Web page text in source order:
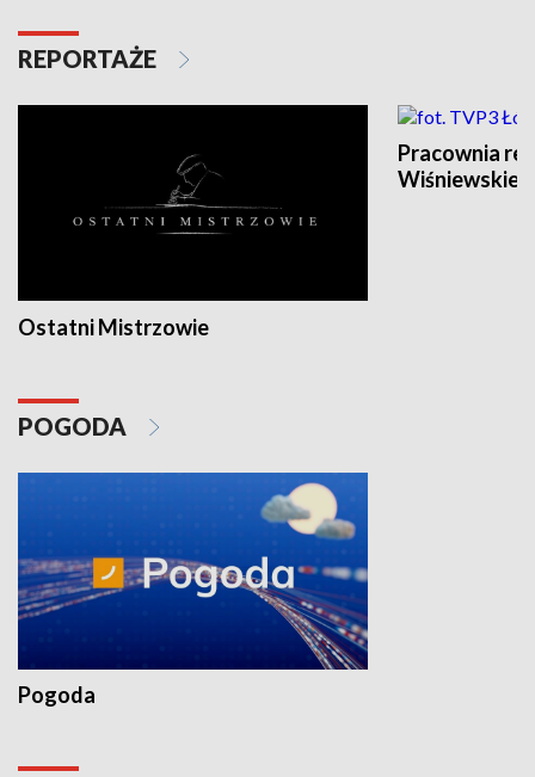
REPORTAŻE
Ostatni Mistrzowie
Pracownia
POGODA
Pogoda